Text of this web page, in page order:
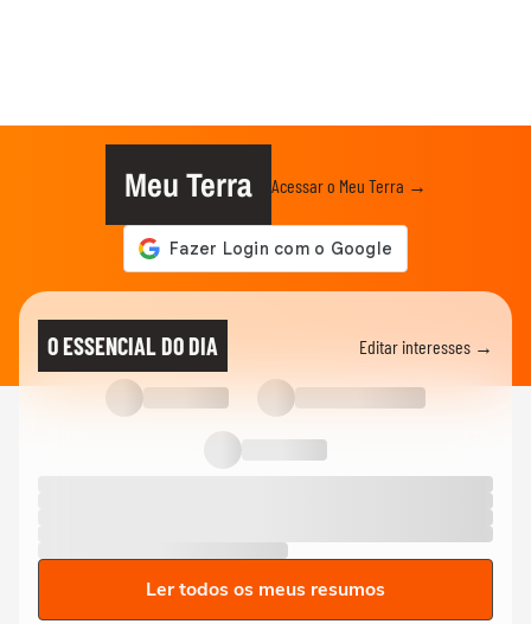
Meu Terra Acessar o Meu Terra →
O ESSENCIAL DO DIA Editar interesses →
Ler todos os meus resumos